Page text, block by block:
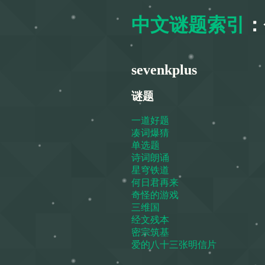
中文谜题索引
sevenkplus
谜题
一道好题
凑词爆猜
单选题
诗词朗诵
星穹铁道
何日君再来
奇怪的游戏
三维国
经文残本
密宗筑基
爱的八十三张明信片